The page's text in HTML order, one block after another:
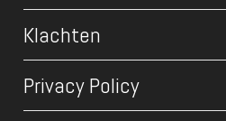
Klachten
Privacy Policy